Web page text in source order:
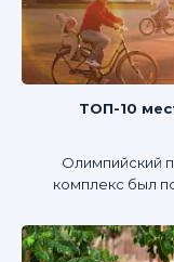
ТОП-10
Олимпийский
комплекс был